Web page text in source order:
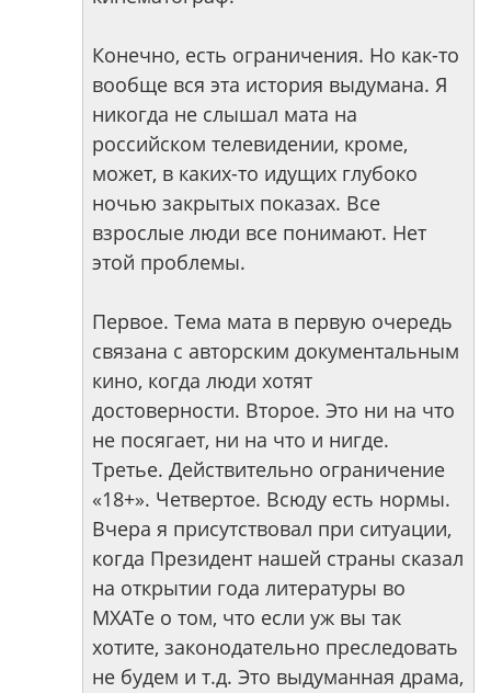
Конечно, есть ограничения. Но как-то
вообще вся эта история выдумана. Я
никогда не слышал мата на
российском телевидении, кроме,
может, в каких-то идущих глубоко
ночью закрытых показах. Все
взрослые люди все понимают. Нет
этой проблемы.
Первое. Тема мата в первую очередь
связана с авторским документальным
кино, когда люди хотят
достоверности. Второе. Это ни на что
не посягает, ни на что и нигде.
Третье. Действительно ограничение
«18+». Четвертое. Всюду есть нормы.
Вчера я присутствовал при ситуации,
когда Президент нашей страны сказал
на открытии года литературы во
МХАТе о том, что если уж вы так
хотите, законодательно преследовать
не будем и т.д. Это выдуманная драма,